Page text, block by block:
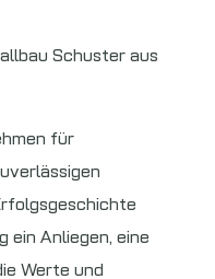
Schuster aus
für
ein Anliegen, eine
Werte und